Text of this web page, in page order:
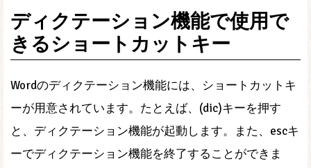
ディクテーション機能で使用で
きるショートカットキー
Wordのディクテーション機能には、ショートカットキ
ーが用意されています。たとえば、(dic)キーを押す
と、ディクテーション機能が起動します。また、escキ
ーでディクテーション機能を終了することができま